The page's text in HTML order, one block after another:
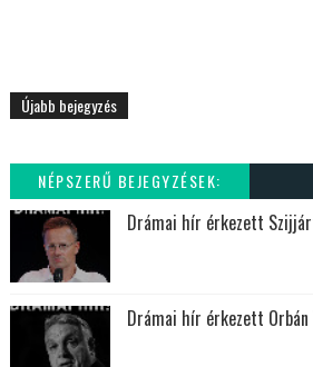
Újabb bejegyzés
NÉPSZERŰ BEJEGYZÉSEK:
Drámai hír érkezett
Drámai hír érkezett